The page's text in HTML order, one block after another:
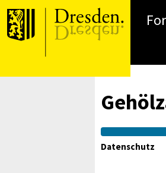
Datenschutz